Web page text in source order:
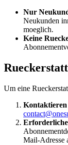
Nur
Neukunden
moeglich.
Keine
Um eine
Kontaktieren
Mail-Adresse